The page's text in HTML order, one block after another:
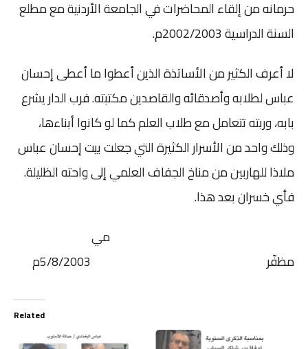
حرمانه من إلقاء المحاضرات في الجامعة الأردنية مع مطلع
السنة الدراسية 2002/2003م.
لا أعرف الكثير من الأساتذة الذين أعطوا ما أعطى إحسان
عباس لطلابه وأصدقائه والقاصدين مكتبته. فرب الدار يشرع
بابه، وربته تتعامل مع طلاب العلم كما لو كانوا أبناءها،
وذلك واحد من الأسرار الكثيرة التي جعلت بيت إحسان عباس
ملاذا للهاربين من مناخ الجفاف العلمي إلى واحته الظليلة.
فأي خسران بعد هذا.
مي
مظفّر 5/8/2003م
Related